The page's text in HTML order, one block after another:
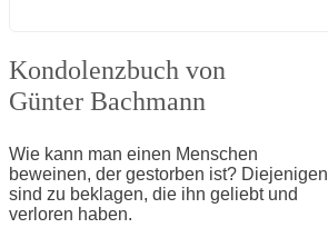
Kondolenzbuch von
Günter Bachmann
Wie kann man einen Menschen
beweinen, der gestorben ist? Diejenigen
sind zu beklagen, die ihn geliebt und
verloren haben.